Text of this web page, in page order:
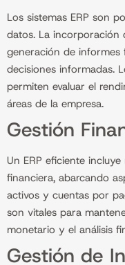
Los sistemas ERP son
datos. La incorporación
generación de informes
decisiones informadas.
permiten evaluar el
áreas de la empresa.
Gestión
Un ERP eficiente
financiera, abarcando
activos y cuentas por
son vitales para
monetario y el análisis
Gestión de